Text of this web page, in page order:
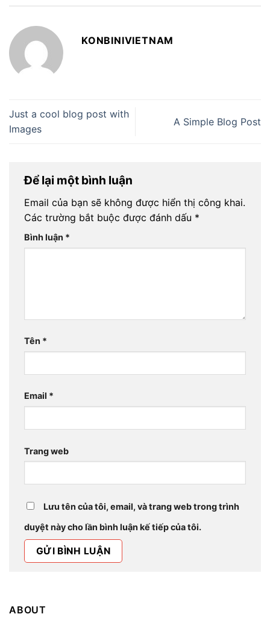
KONBINIVIETNAM
Just a cool blog post with
Images
A Simple Blog Post
Để lại một bình luận
Email của bạn sẽ không được hiển thị công khai.
Các trường bắt buộc được đánh dấu *
Bình luận *
Tên *
Email *
Trang web
Lưu tên của tôi, email, và trang web trong trình
duyệt này cho lần bình luận kế tiếp của tôi.
ABOUT